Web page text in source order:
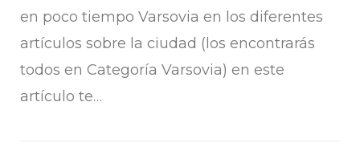
en poco tiempo Varsovia en los diferentes
artículos sobre la ciudad (los encontrarás
todos en Categoría Varsovia) en este
artículo te…